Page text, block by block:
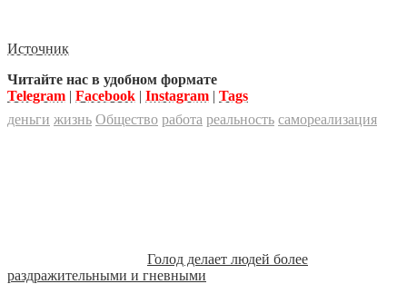
Источник
Читайте нас в удобном формате
Telegram | Facebook | Instagram | Tags
деньги жизнь Общество работа реальность самореализация
Голод делает людей более
раздражительными и гневными